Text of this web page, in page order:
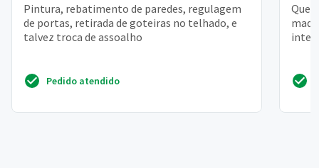
Pintura, rebatimento de paredes, regulagem
de portas, retirada de goteiras no telhado, e
talvez troca de assoalho
Pedido atendido